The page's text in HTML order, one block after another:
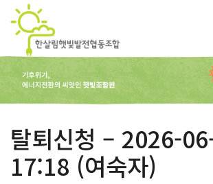
탈퇴신청 – 2026-
17:18 (여숙자)